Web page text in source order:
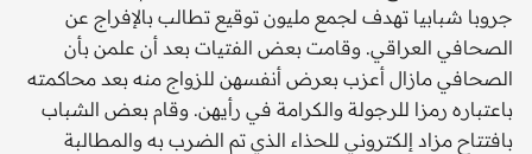
جروبا شبابيا تهدف لجمع مليون توقيع تطالب بالإفراج عن
الصحافي العراقي. وقامت بعض الفتيات بعد أن علمن بأن
الصحافي مازال أعزب بعرض أنفسهن للزواج منه بعد محاكمته
باعتباره رمزا للرجولة والكرامة في رأيهن. وقام بعض الشباب
بافتتاح مزاد إلكتروني للحذاء الذي تم الضرب به والمطالبة